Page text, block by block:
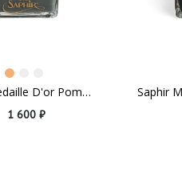
Saphir Medaille D'or Pommadier Grey
1 600 ₽